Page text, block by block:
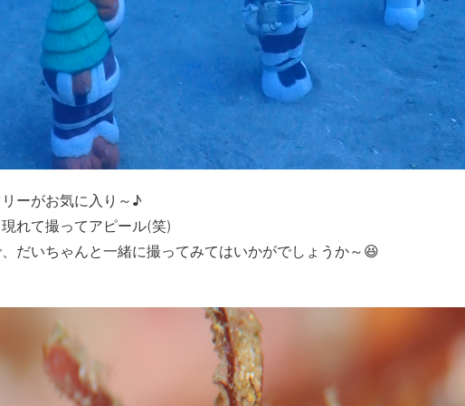
ーがお気に入り～♪
れて撮ってアピール(笑)
だいちゃんと一緒に撮ってみてはいかがでしょうか～😆